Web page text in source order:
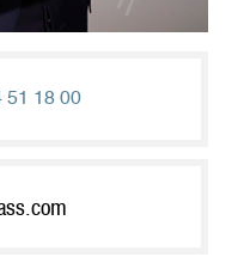
51 18 00